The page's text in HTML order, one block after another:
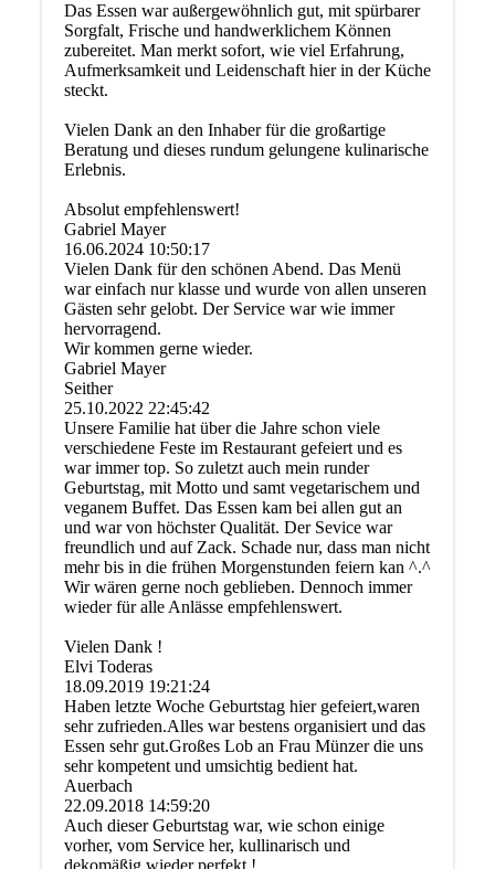
Das Essen war außergewöhnlich gut, mit spürbarer
Sorgfalt, Frische und handwerklichem Können
zubereitet. Man merkt sofort, wie viel Erfahrung,
Aufmerksamkeit und Leidenschaft hier in der Küche
steckt.
Vielen Dank an den Inhaber für die großartige
Beratung und dieses rundum gelungene kulinarische
Erlebnis.
Absolut empfehlenswert!
Gabriel Mayer
16.06.2024 10:50:17
Vielen Dank für den schönen Abend. Das Menü
war einfach nur klasse und wurde von allen unseren
Gästen sehr gelobt. Der Service war wie immer
hervorragend.
Wir kommen gerne wieder.
Gabriel Mayer
Seither
25.10.2022 22:45:42
Unsere Familie hat über die Jahre schon viele
verschiedene Feste im Restaurant gefeiert und es
war immer top. So zuletzt auch mein runder
Geburtstag, mit Motto und samt vegetarischem und
veganem Buffet. Das Essen kam bei allen gut an
und war von höchster Qualität. Der Sevice war
freundlich und auf Zack. Schade nur, dass man nicht
mehr bis in die frühen Morgenstunden feiern kan ^.^
Wir wären gerne noch geblieben. Dennoch immer
wieder für alle Anlässe empfehlenswert.
Vielen Dank !
Elvi Toderas
18.09.2019 19:21:24
Haben letzte Woche Geburtstag hier gefeiert,waren
sehr zufrieden.Alles war bestens organisiert und das
Essen sehr gut.Großes Lob an Frau Münzer die uns
sehr kompetent und umsichtig bedient hat.
Auerbach
22.09.2018 14:59:20
Auch dieser Geburtstag war, wie schon einige
vorher, vom Service her, kullinarisch und